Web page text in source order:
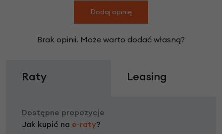
Dodaj opinię
Brak opinii. Może warto dodać własną?
Raty Leasing
Dostępne propozycje
Jak kupić na e-raty?